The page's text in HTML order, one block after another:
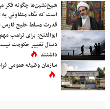
شیخ‌نشین‌ها چگونه فکر
است که نگاه متفاوتی به
قدرت مسلط خلیج
ابوالفتح: برای ترامپ
دنبال تغییر حکومت
داشتند
سازمان وظیفه عمومی